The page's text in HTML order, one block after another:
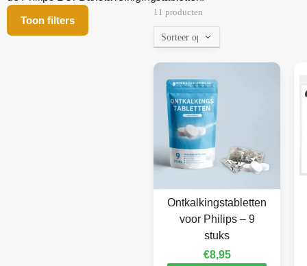
Toon filters
11 producten
Ontkalkingstabletten
voor Philips – 9
stuks
€8,95